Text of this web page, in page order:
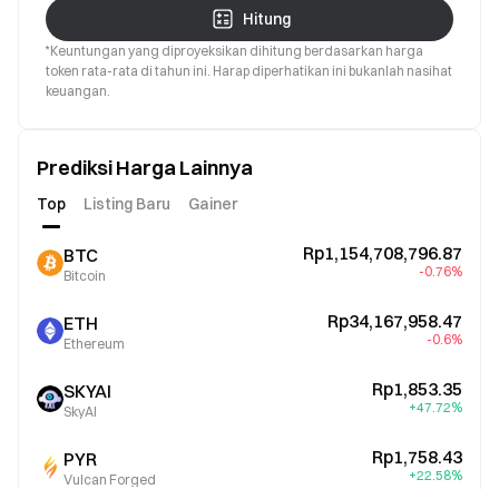
Hitung
*Keuntungan yang diproyeksikan dihitung berdasarkan harga
token rata-rata di tahun ini. Harap diperhatikan ini bukanlah nasihat
keuangan.
Prediksi Harga Lainnya
Top Listing Baru Gainer
BTC
Bitcoin
Rp1,154,708,796.87
-0.76%
ETH
Ethereum
Rp34,167,958.47
-0.6%
SKYAI
SkyAI
Rp1,853.35
+47.72%
PYR
Vulcan Forged
Rp1,758.43
+22.58%